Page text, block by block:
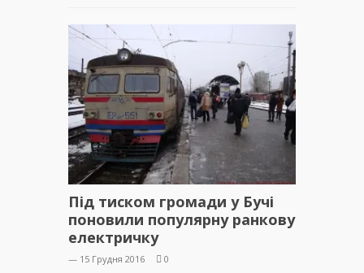
Під тиском громади у Бучі
поновили популярну ранкову
електричку
— 15 Грудня 2016 0